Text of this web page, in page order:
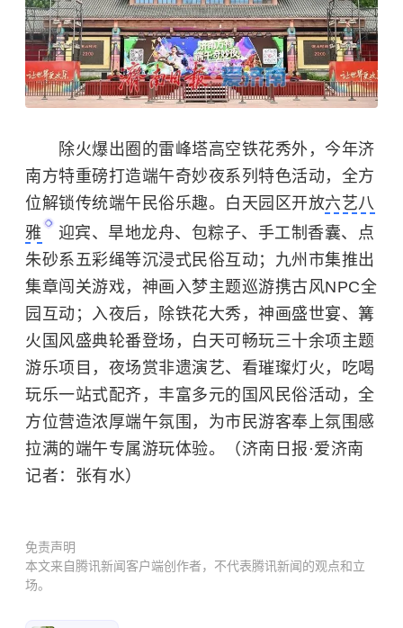
除火爆出圈的雷峰塔高空铁花秀外，今年济
南方特重磅打造端午奇妙夜系列特色活动，全方
位解锁传统端午民俗乐趣。白天园区开放六艺八
雅
迎宾、旱地龙舟、包粽子、手工制香囊、点
朱砂系五彩绳等沉浸式民俗互动；九州市集推出
集章闯关游戏，神画入梦主题巡游携古风NPC全
园互动；入夜后，除铁花大秀，神画盛世宴、篝
火国风盛典轮番登场，白天可畅玩三十余项主题
游乐项目，夜场赏非遗演艺、看璀璨灯火，吃喝
玩乐一站式配齐，丰富多元的国风民俗活动，全
方位营造浓厚端午氛围，为市民游客奉上氛围感
拉满的端午专属游玩体验。（济南日报·爱济南
记者：张有水）
免责声明
本文来自腾讯新闻客户端创作者，不代表腾讯新闻的观点和立
场。